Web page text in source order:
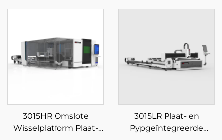
3015HR Omslote
Wisselplatform Plaat-
3015LR Plaat- en
Pypgeïntegreerde